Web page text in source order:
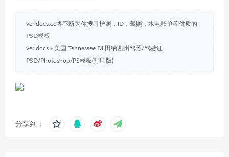
veridocs.cc将不断为你搜寻护照，ID，驾照，水电账单等优质的
PSD模板
veridocs » 美国|Tennessee DL田纳西州驾照/驾驶证
PSD/Photoshop/PS模板(打印版)
分享到：